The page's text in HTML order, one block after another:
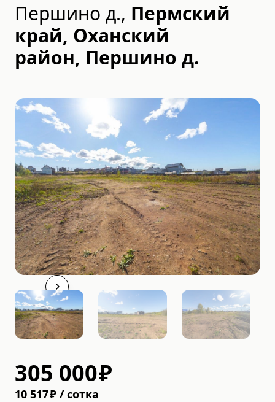
Першино д., Пермский
край, Оханский
район, Першино д.
305 000₽
10 517₽ /cотка